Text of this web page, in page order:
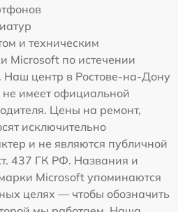
и техническим
Microsoft по истечении
Наш центр в Ростове-на-Дону
не имеет официальной
Цены на ремонт,
исключительно
и не являются публичной
437 ГК РФ. Названия и
Microsoft упоминаются
целях — чтобы обозначить